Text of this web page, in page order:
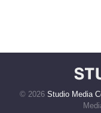
© 2026 Studio Media